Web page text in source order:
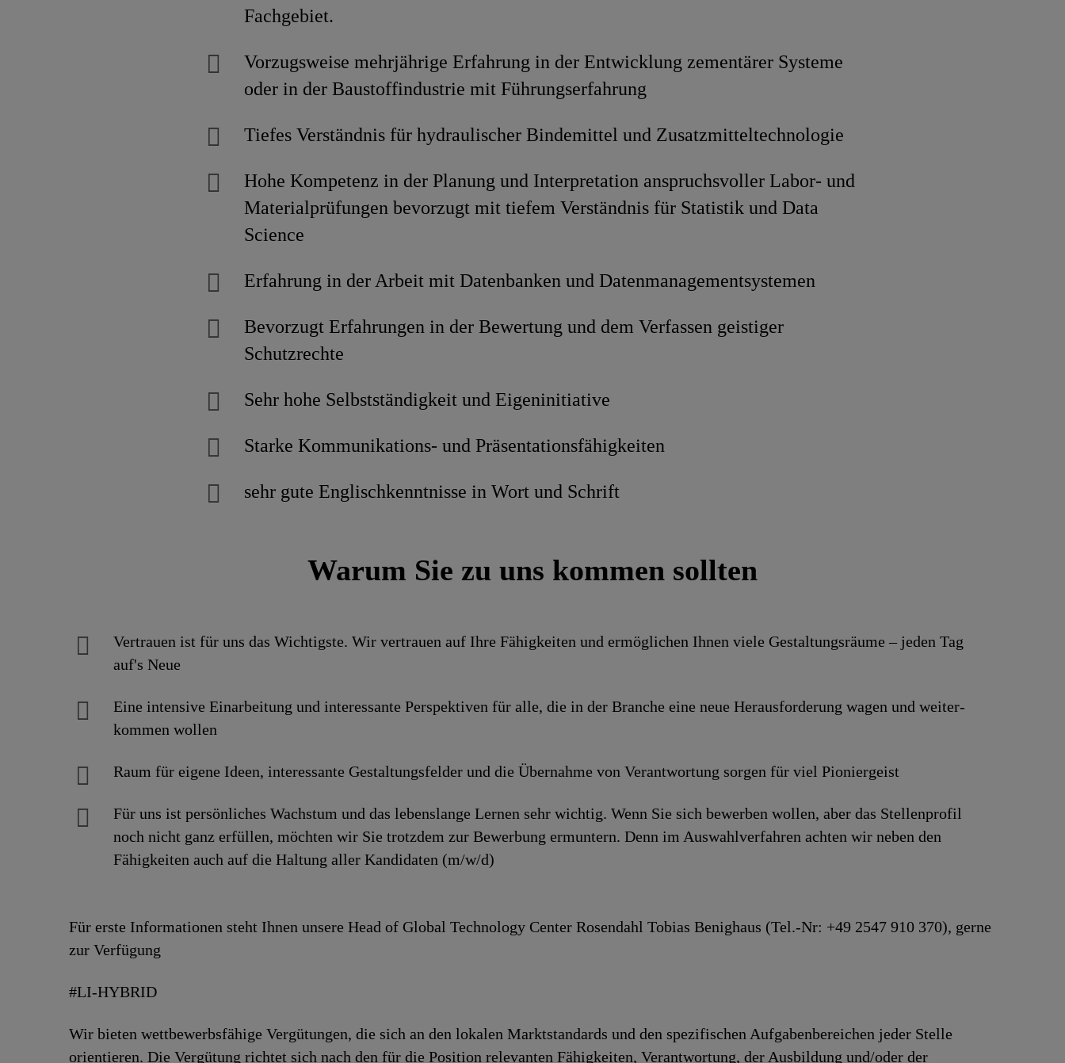
Fachgebiet.
Vorzugsweise mehrjährige Erfahrung in der Entwicklung zementärer Systeme
oder in der Baustoffindustrie mit Führungserfahrung
Tiefes Verständnis für hydraulischer Bindemittel und Zusatzmitteltechnologie
Hohe Kompetenz in der Planung und Interpretation anspruchsvoller Labor- und
Materialprüfungen bevorzugt mit tiefem Verständnis für Statistik und Data
Science
Erfahrung in der Arbeit mit Datenbanken und Datenmanagementsystemen
Bevorzugt Erfahrungen in der Bewertung und dem Verfassen geistiger
Schutzrechte
Sehr hohe Selbstständigkeit und Eigeninitiative
Starke Kommunikations- und Präsentationsfähigkeiten
sehr gute Englischkenntnisse in Wort und Schrift
Warum Sie zu uns kommen sollten
Vertrauen ist für uns das Wichtigste. Wir ver­trauen auf Ihre Fähig­keiten und ermög­lichen Ihnen viele Gestaltungs­räume – jeden Tag
auf's Neue
Eine intensive Einarbei­tung und interes­sante Perspek­tiven für alle, die in der Branche eine neue Heraus­forderung wagen und weiter­
kommen wollen
Raum für eigene Ideen, inte­res­sante Ge­stal­tungs­felder und die Über­nahme von Ver­ant­wor­tung sorgen für viel Pionier­geist
Für uns ist persönliches Wachstum und das lebenslange Lernen sehr wichtig. Wenn Sie sich bewerben wollen, aber das Stellenprofil
noch nicht ganz erfüllen, möchten wir Sie trotzdem zur Bewerbung ermuntern. Denn im Auswahlverfahren achten wir neben den
Fähigkeiten auch auf die Haltung aller Kandidaten (m/w/d)
Für erste Informationen steht Ihnen unsere Head of Global Technology Center Rosendahl Tobias Benighaus (Tel.-Nr: +49 2547 910 370), gerne
zur Verfügung
#LI-HYBRID
Wir bieten wettbewerbsfähige Vergütungen, die sich an den lokalen Marktstandards und den spezifischen Aufgabenbereichen jeder Stelle
orientieren. Die Vergütung richtet sich nach den für die Position relevanten Fähigkeiten, Verantwortung, der Ausbildung und/oder der